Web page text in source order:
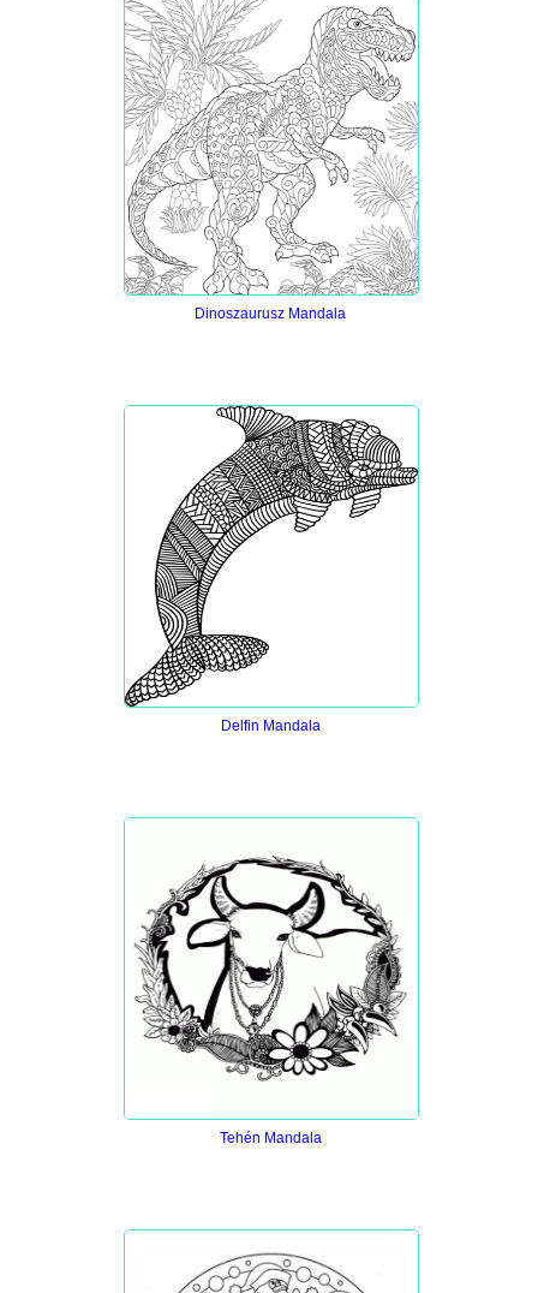
Dinoszaurusz Mandala
Delfin Mandala
Tehén Mandala